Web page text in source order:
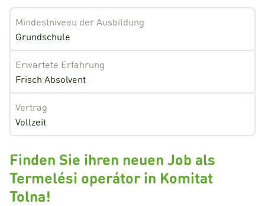
Mindestniveau der Ausbildung
Grundschule
Erwartete Erfahrung
Frisch Absolvent
Vertrag
Vollzeit
Finden Sie ihren neuen Job als
Termelési operátor in Komitat
Tolna!